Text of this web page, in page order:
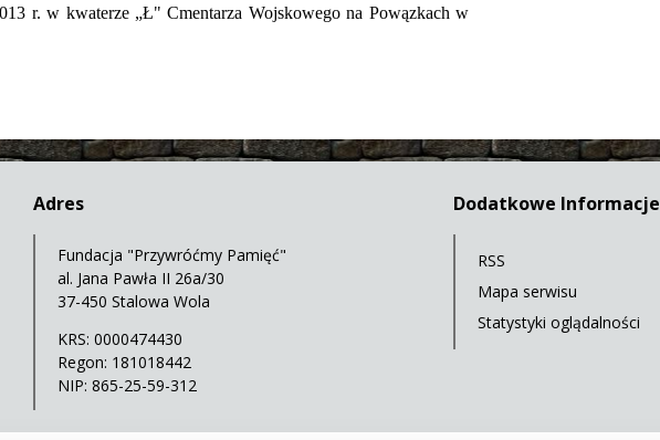
r. w kwaterze „Ł" Cmentarza Wojskowego na Powązkach w
Adres
Fundacja "Przywróćmy Pamięć"
al. Jana Pawła II 26a/30
37-450 Stalowa Wola
KRS: 0000474430
Regon: 181018442
NIP: 865-25-59-312
Dodatkowe Informacje
RSS
Mapa serwisu
Statystyki oglądalności